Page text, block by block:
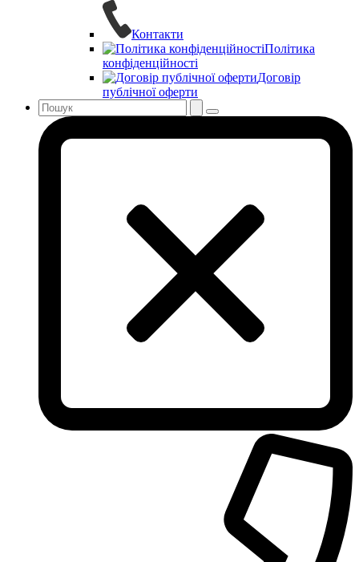
Контакти
Політика
конфіденційності
Договір
публічної оферти